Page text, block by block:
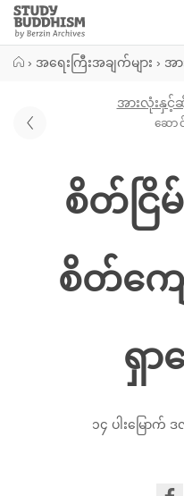
Close
Study
Buddhism
› အရေးကြီးအချက်များ › အာ
အားလုံးနှင့်
ဆော
စိတ်ငြိမ်
စိတ်ကျ
ရှာ
၁၄ ပါးမြောက် ဒ